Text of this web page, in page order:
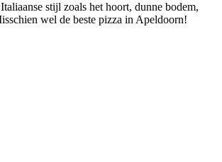
stijl zoals het hoort, dunne bodem,
wel de beste pizza in Apeldoorn!